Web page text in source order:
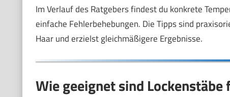
Im Verlauf des Ratgebers findest du konkrete
einfache Fehlerbehebungen. Die Tipps sind
Haar und erzielst gleichmäßigere Ergebnisse.
Wie geeignet sind